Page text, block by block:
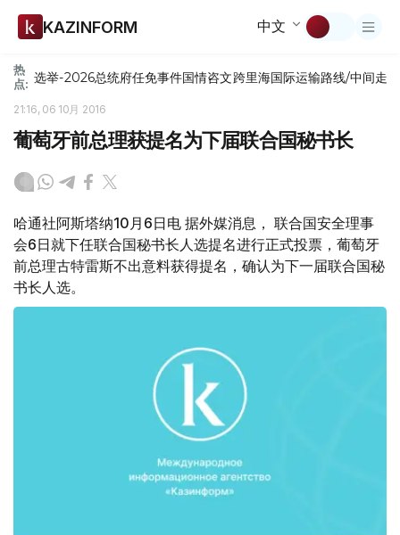
KAZINFORM 中文
热
点: 选举-2026总统府任免事件国情咨文跨里海国际运输路线/中间走廊
21:16, 06 10月 2016
葡萄牙前总理获提名为下届联合国秘书长
哈通社阿斯塔纳10月6日电 据外媒消息， 联合国安全理事
会6日就下任联合国秘书长人选提名进行正式投票，葡萄牙
前总理古特雷斯不出意料获得提名，确认为下一届联合国秘
书长人选。